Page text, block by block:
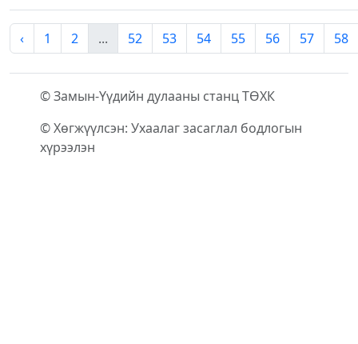
‹ 1 2 ... 52 53 54 55 56 57 58
© Замын-Үүдийн дулааны станц ТӨХК
© Хөгжүүлсэн: Ухаалаг засаглал бодлогын
хүрээлэн